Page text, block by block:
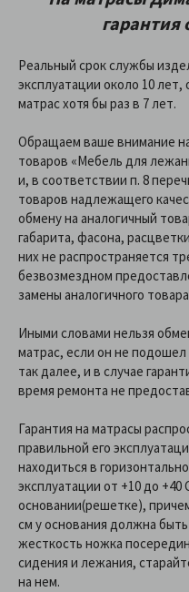
гарантия
Реальный срок службы
эксплуатации около 10
матрас хотя бы раз в 7 лет.
Обращаем ваше внимание
товаров «Мебель для
и, в соответствии п. 8
товаров надлежащего
обмену на аналогичный
габарита, фасона,
них не распространяется
безвозмездном
замены аналогичного
Иными словами нельзя
матрас, если он не
так далее, и в случае
время ремонта не
Гарантия на матрасы
правильной его
находиться в
эксплуатации от +10 до
основании(решетке),
см у основания должна
жесткость ножка
сидения и лежания,
на нем.